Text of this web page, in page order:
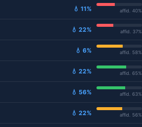
💧 11% affid. 40%
💧 22% affid. 37%
💧 6% affid. 58%
💧 22% affid. 65%
💧 56% affid. 63%
💧 22% affid. 56%